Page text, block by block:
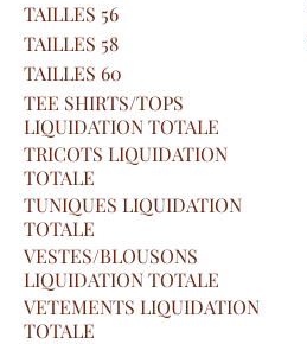
TAILLES 56
TAILLES 58
TAILLES 60
TEE SHIRTS/TOPS
LIQUIDATION TOTALE
TRICOTS LIQUIDATION
TOTALE
TUNIQUES LIQUIDATION
TOTALE
VESTES/BLOUSONS
LIQUIDATION TOTALE
VETEMENTS LIQUIDATION
TOTALE